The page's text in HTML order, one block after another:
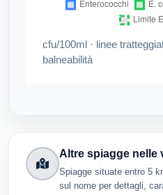
cfu/100ml · linee
balneabilità
Altre spiagge nelle
Spiagge situate entro 5
sul nome per dettagli,